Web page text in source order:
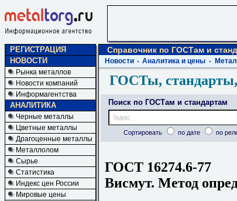
РЕГИСТРАЦИЯ
НОВОСТИ
Рынка металлов
Новости компаний
Информагентства
АНАЛИТИКА
Черные металлы
Цветные металлы
Драгоценные металлы
Металлолом
Сырье
Статистика
Индекс цен России
Мировые цены
Справочник по ГОСТам и
Новости Аналитика и цены
ГОСТы,
Поиск по ГОСТам и стандартам
Сортировать по дате по
ГОСТ 16274.6-77
Висмут. Метод